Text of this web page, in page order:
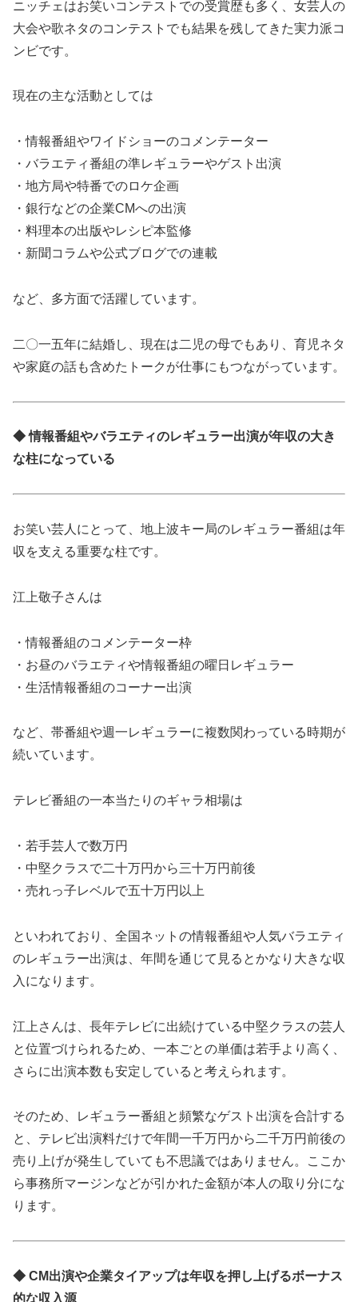
ニッチェはお笑いコンテストでの受賞歴も多く、女芸人の
大会や歌ネタのコンテストでも結果を残してきた実力派コ
ンビです。
現在の主な活動としては
・情報番組やワイドショーのコメンテーター
・バラエティ番組の準レギュラーやゲスト出演
・地方局や特番でのロケ企画
・銀行などの企業CMへの出演
・料理本の出版やレシピ本監修
・新聞コラムや公式ブログでの連載
など、多方面で活躍しています。
二〇一五年に結婚し、現在は二児の母でもあり、育児ネタ
や家庭の話も含めたトークが仕事にもつながっています。
◆ 情報番組やバラエティのレギュラー出演が年収の大き
な柱になっている
お笑い芸人にとって、地上波キー局のレギュラー番組は年
収を支える重要な柱です。
江上敬子さんは
・情報番組のコメンテーター枠
・お昼のバラエティや情報番組の曜日レギュラー
・生活情報番組のコーナー出演
など、帯番組や週一レギュラーに複数関わっている時期が
続いています。
テレビ番組の一本当たりのギャラ相場は
・若手芸人で数万円
・中堅クラスで二十万円から三十万円前後
・売れっ子レベルで五十万円以上
といわれており、全国ネットの情報番組や人気バラエティ
のレギュラー出演は、年間を通じて見るとかなり大きな収
入になります。
江上さんは、長年テレビに出続けている中堅クラスの芸人
と位置づけられるため、一本ごとの単価は若手より高く、
さらに出演本数も安定していると考えられます。
そのため、レギュラー番組と頻繁なゲスト出演を合計する
と、テレビ出演料だけで年間一千万円から二千万円前後の
売り上げが発生していても不思議ではありません。ここか
ら事務所マージンなどが引かれた金額が本人の取り分にな
ります。
◆ CM出演や企業タイアップは年収を押し上げるボーナス
的な収入源